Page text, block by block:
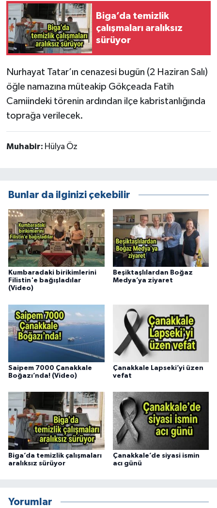
Biga’da temizlik
çalışmaları aralıksız
sürüyor
Nurhayat Tatar’ın cenazesi bugün (2 Haziran Salı)
öğle namazına müteakip Gökçeada Fatih
Camiindeki törenin ardından ilçe kabristanlığında
toprağa verilecek.
Muhabir: Hülya Öz
Bunlar da ilginizi çekebilir
Kumbaradaki birikimlerini
Filistin'e bağışladılar
(Video)
Beşiktaşlılardan Boğaz
Medya’ya ziyaret
Saipem 7000 Çanakkale
Boğazı’nda! (Video)
Çanakkale Lapseki’yi üzen
vefat
Biga’da temizlik çalışmaları
aralıksız sürüyor
Çanakkale’de siyasi ismin
acı günü
Yorumlar